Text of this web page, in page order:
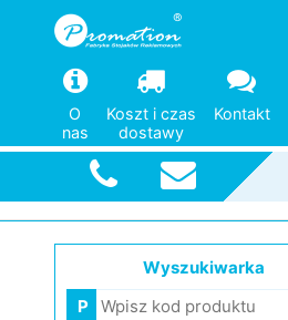
O
nas
Koszt i czas
dostawy
Kontakt
Wyszukiwarka